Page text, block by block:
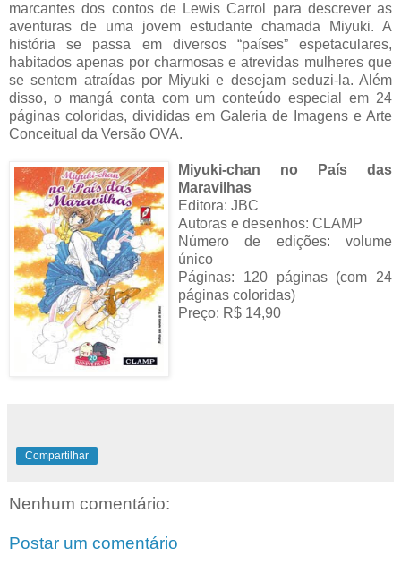
marcantes dos contos de Lewis Carrol para descrever as
aventuras de uma jovem estudante chamada Miyuki. A
história se passa em diversos “países” espetaculares,
habitados apenas por charmosas e atrevidas mulheres que
se sentem atraídas por Miyuki e desejam seduzi-la. Além
disso, o mangá conta com um conteúdo especial em 24
páginas coloridas, divididas em Galeria de Imagens e Arte
Conceitual da Versão OVA.
Miyuki-chan no País das
Maravilhas
Editora: JBC
Autoras e desenhos: CLAMP
Número de edições: volume
único
Páginas: 120 páginas (com 24
páginas coloridas)
Preço: R$ 14,90
Compartilhar
Nenhum comentário:
Postar um comentário